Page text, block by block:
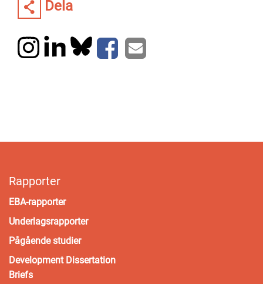
Dela
Rapporter
EBA-rapporter
Underlagsrapporter
Pågående studier
Development Dissertation
Briefs